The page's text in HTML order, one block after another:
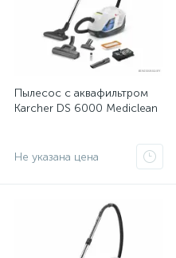
Пылесос с аквафильтром
Karcher DS 6000 Mediclean
Не указана цена